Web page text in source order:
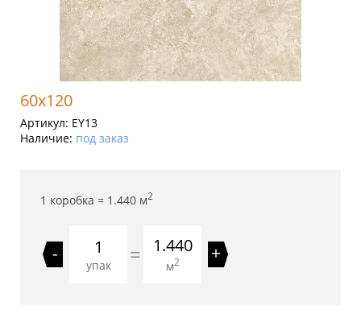
60x120
Артикул: EY13
Наличие: под заказ
1 коробка = 1.440 м2
-
упак = 1.440
м2 +